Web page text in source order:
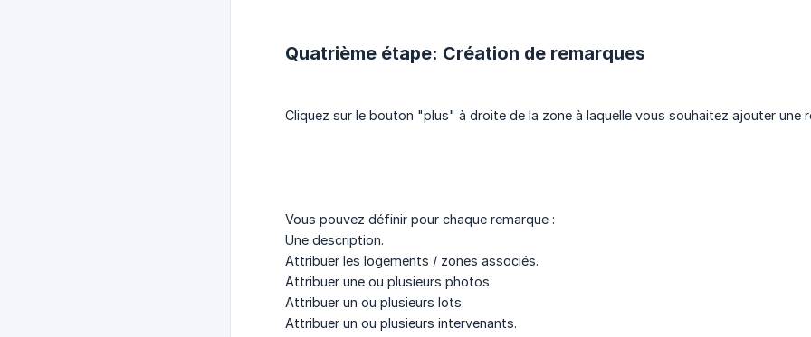
Quatrième étape: Création de remarques
Cliquez sur le bouton "plus" à droite de la zone à laquelle vous souhaitez ajouter une
Vous pouvez définir pour chaque remarque :
Une description.
Attribuer les logements / zones associés.
Attribuer une ou plusieurs photos.
Attribuer un ou plusieurs lots.
Attribuer un ou plusieurs intervenants.